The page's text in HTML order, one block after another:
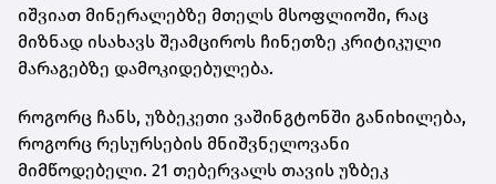
იშვიათ მინერალებზე მთელს მსოფლიოში, რაც
მიზნად ისახავს შეამციროს ჩინეთზე კრიტიკული
მარაგებზე დამოკიდებულება.
როგორც ჩანს, უზბეკეთი ვაშინგტონში განიხილება,
როგორც რესურსების მნიშვნელოვანი
მიმწოდებელი. 21 თებერვალს თავის უზბეკ